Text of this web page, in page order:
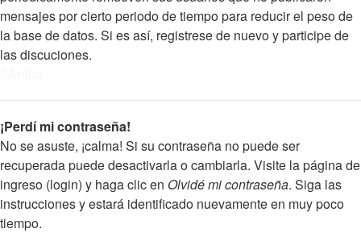
mensajes por cierto periodo de tiempo para reducir el peso de
la base de datos. Si es así, registrese de nuevo y participe de
las discuciones.
¡Perdí mi contraseña!
No se asuste, ¡calma! Si su contraseña no puede ser
recuperada puede desactivarla o cambiarla. Visite la página de
ingreso (login) y haga clic en Olvidé mi contraseña. Siga las
instrucciones y estará identificado nuevamente en muy poco
tiempo.